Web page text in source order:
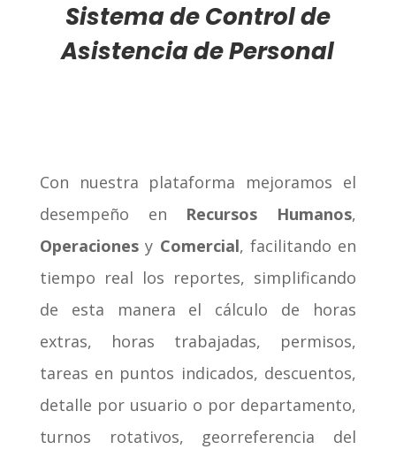
Sistema de Control de
Asistencia de Personal
Con nuestra plataforma mejoramos el
desempeño en Recursos Humanos,
Operacionesy Comercial, facilitando en
tiempo real los reportes, simplificando
de esta manera el cálculo de horas
extras, horas trabajadas, permisos,
tareas en puntos indicados, descuentos,
detalle por usuario o por departamento,
turnos rotativos, georreferencia del